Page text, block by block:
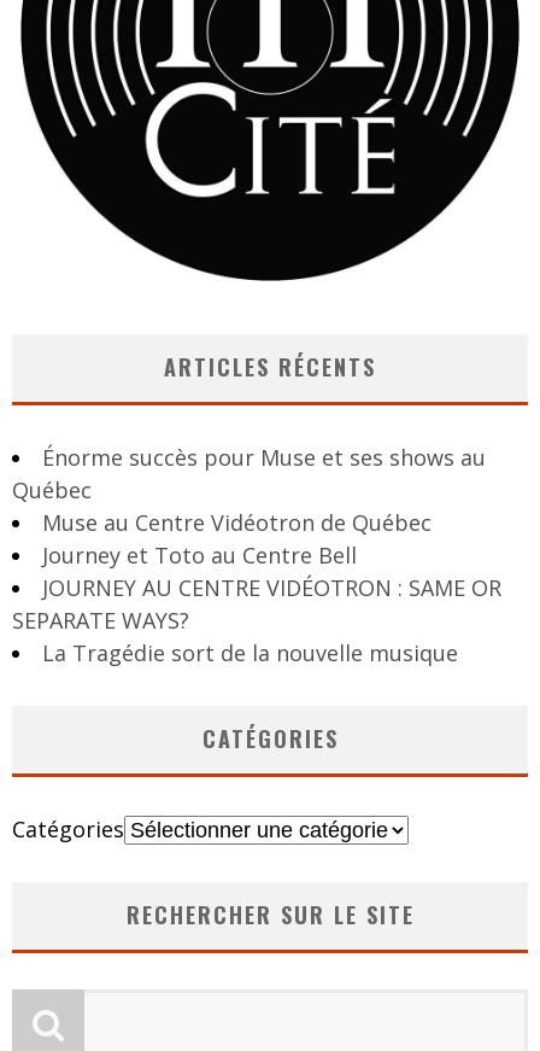
ARTICLES RÉCENTS
Énorme succès pour Muse et ses shows au
Québec
Muse au Centre Vidéotron de Québec
Journey et Toto au Centre Bell
JOURNEY AU CENTRE VIDÉOTRON : SAME OR
SEPARATE WAYS?
La Tragédie sort de la nouvelle musique
CATÉGORIES
Catégories
RECHERCHER SUR LE SITE